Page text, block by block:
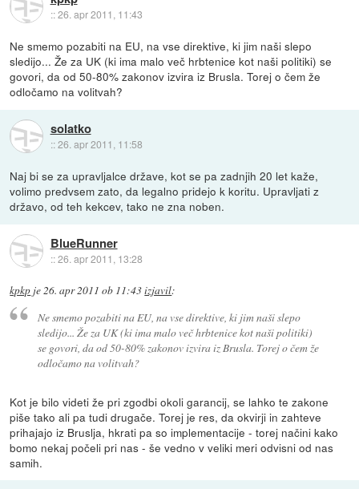
::26. apr 2011, 11:43
Ne smemo pozabiti na EU, na vse direktive, ki jim naši slepo
sledijo... Že za UK (ki ima malo več hrbtenice kot naši politiki) se
govori, da od 50-80% zakonov izvira iz Brusla. Torej o čem že
odločamo na volitvah?
solatko
::26. apr 2011, 11:58
Naj bi se za upravljalce države, kot se pa zadnjih 20 let kaže,
volimo predvsem zato, da legalno pridejo k koritu. Upravljati z
državo, od teh kekcev, tako ne zna noben.
BlueRunner
::26. apr 2011, 13:28
kpkp je26. apr 2011 ob 11:43izjavil:
Ne smemo pozabiti na EU, na vse direktive, ki jim naši slepo
sledijo... Že za UK (ki ima malo več hrbtenice kot naši politiki)
se govori, da od 50-80% zakonov izvira iz Brusla. Torej o čem že
odločamo na volitvah?
Kot je bilo videti že pri zgodbi okoli garancij, se lahko te zakone
piše tako ali pa tudi drugače. Torej je res, da okvirji in zahteve
prihajajo iz Bruslja, hkrati pa so implementacije - torej načini kako
bomo nekaj počeli pri nas - še vedno v veliki meri odvisni od nas
samih.